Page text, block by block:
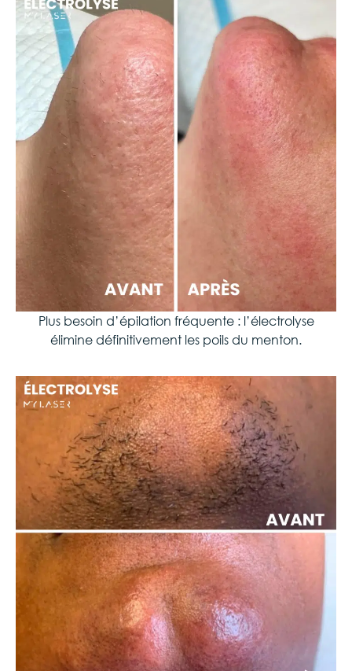
Plus besoin d’épilation fréquente : l’électrolyse
élimine définitivement les poils du menton.